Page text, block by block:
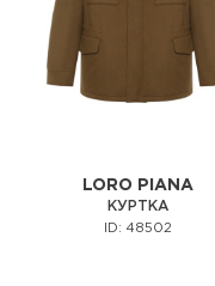
LORO PIANA
КУРТКА
ID: 48502